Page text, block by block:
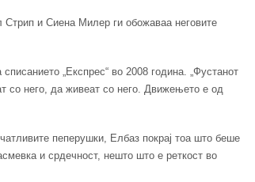
и Сиена Милер ги обожаваа неговите
„Експрес“ во 2008 година. „Фустанот
со него, да живеат со него. Движењето е од
пеперушки, Елбаз покрај тоа што беше
и срдечност, нешто што е реткост во